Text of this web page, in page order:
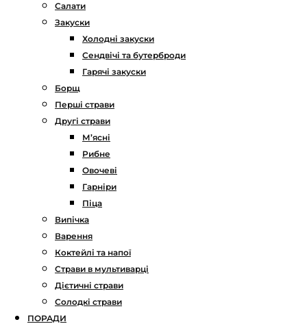
Салати
Закуски
Холодні закуски
Сендвічі та бутерброди
Гарячі закуски
Борщ
Перші страви
Другі страви
М’ясні
Рибне
Овочеві
Гарніри
Піца
Випічка
Варення
Коктейлі та напої
Страви в мультиварці
Дієтичні страви
Солодкі страви
ПОРАДИ